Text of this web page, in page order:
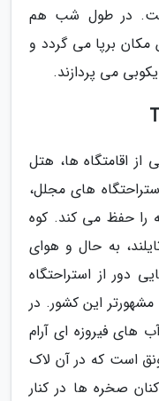
است. در طول شب هم
برپا می گردد و
می پردازند.
از اقامتگاه ها، هتل
های مجلل،
را حفظ می کند. کوه
به حال و هوای
دور از استراحتگاه
این کشور. در
فیروزه ای آرام
است که در آن لاک
صخره ها در کنار